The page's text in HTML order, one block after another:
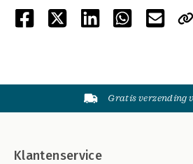
Gratis verzending
Klantenservice